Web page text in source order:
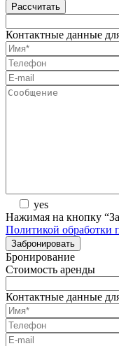
Рассчитать
Контактные данные
yes
Нажимая на кнопку
Политикой обработки
Бронирование
Стоимость аренды
Контактные данные